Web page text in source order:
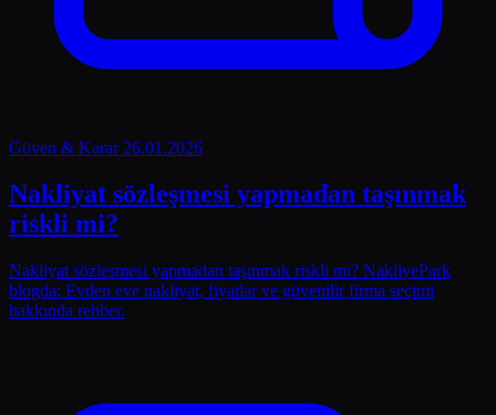
Güven & Karar 26.01.2026
Nakliyat sözleşmesi yapmadan taşınmak
riskli mi?
Nakliyat sözleşmesi yapmadan taşınmak riskli mi? NakliyePark
blogda: Evden eve nakliyat, fiyatlar ve güvenilir firma seçimi
hakkında rehber.